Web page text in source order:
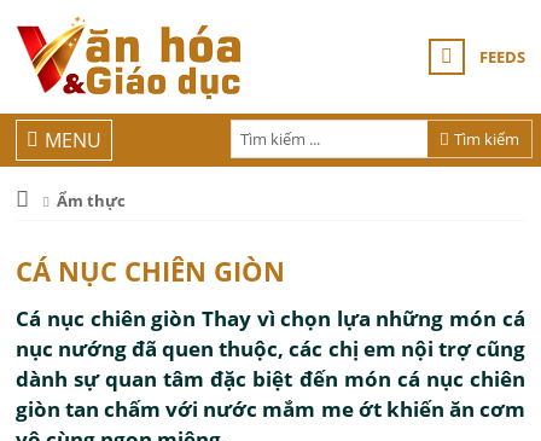
FEEDS
Tìm kiếm
MENU
Ẩm thực
CÁ NỤC CHIÊN GIÒN
Cá nục chiên giòn Thay vì chọn lựa những món cá
nục nướng đã quen thuộc, các chị em nội trợ cũng
dành sự quan tâm đặc biệt đến món cá nục chiên
giòn tan chấm với nước mắm me ớt khiến ăn cơm